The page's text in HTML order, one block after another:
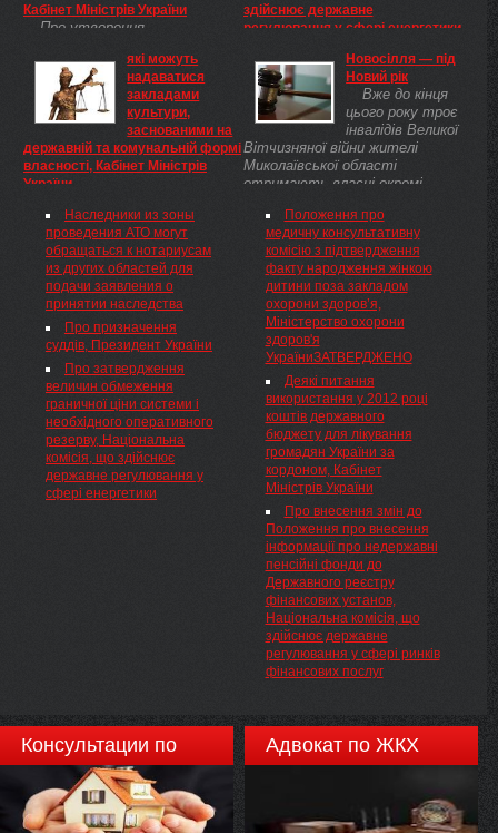
Кабінет Міністрів України
Про утворення
підготовки та відзначення 100-
річчя Національної музичної
академії імені П.І. Чайковського
Утворити Організаційний
комітет з підготовки та
відзначення 100-річчя
Національної музичної академії
імені П.І. Чайковського у складі
згідно з додатком.
які можуть
надаватися
закладами
культури,
заснованими на
державній та комунальній формі
власності, Кабінет Міністрів
України
переліку платних послуг, які
можуть надаватися закладами
культури, заснованими на
державній та комунальній
формі власності Кабінет
Міністрів України постановляє:
Наследники из зоны
проведения АТО могут
обращаться к нотариусам
из других областей для
подачи заявления о
принятии наследства
Про призначення
суддів, Президент України
Про затвердження
величин обмеження
граничної ціни системи і
необхідного оперативного
резерву, Національна
комісія, що здійснює
державне регулювання у
сфері енергетики
здійснює державне
регулювання у сфері енергетики
постанови НКРЕ від 26.12.2012
№ 1783 Відповідно до Закону
України „Про
електроенергетику" ( 575/97-
ВР ), Указу Президента України
від 23 листопада 2011 року №
1059( 1059/2011 ) „Про
Національну комісію, що
здійснює державне
регулювання у сфері
енергетики" Національна
комісія, що здійснює державне
регулювання у сфері
енергетики, ПОСТАНОВЛЯЄ:
Новосілля — під
Новий рік
Вже до кінця
цього року троє
інвалідів Великої
Вітчизняної війни жителі
Миколаївської області
отримають власні окремі
виділення було прийнято на
підставі постанови КМУ ...
Положення про
медичну консультативну
комісію з підтвердження
факту народження жінкою
дитини поза закладом
охорони здоров’я,
Міністерство охорони
здоров'я
УкраїниЗАТВЕРДЖЕНО
Деякі питання
використання у 2012 році
коштів державного
бюджету для лікування
громадян України за
кордоном, Кабінет
Міністрів України
Про внесення змін до
Положення про внесення
інформації про недержавні
пенсійні фонди до
Державного реєстру
фінансових установ,
Національна комісія, що
здійснює державне
регулювання у сфері ринків
фінансових послуг
Консультации по
недвижимости
Адвокат по ЖКХ